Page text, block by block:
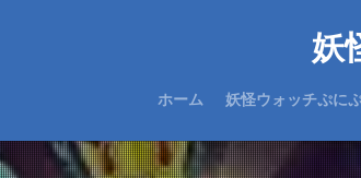
妖
ホーム 妖怪ウォッチぷに